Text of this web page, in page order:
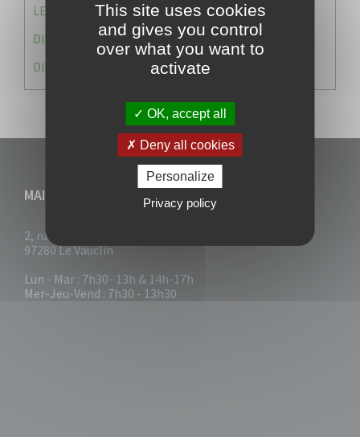
LE CABINET DU MAIRE
DIRECTION DES RESSOURCES ET MOYENS
DIRECTION DU DEVELLOPPEMENT URBAIN DURABL
MAIRIE DU VAUCLIN
2, rue Collignon
97280 Le Vauclin
Lun - Mar : 7h30- 13h & 14h-17h
Mer-Jeu-Vend : 7h30 - 13h30
This site uses cookies
and gives you control
over what you want to
activate
OK, accept all
Deny all cookies
Personalize
Privacy policy